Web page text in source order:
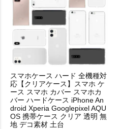
スマホケース ハード 全機種対
応【クリアケース】スマホ ケ
ース スマホ カバー スマホカ
バー ハードケース iPhone An
droid Xperia Googlepixel AQU
OS 携帯ケース クリア 透明 無
地 デコ素材 土台